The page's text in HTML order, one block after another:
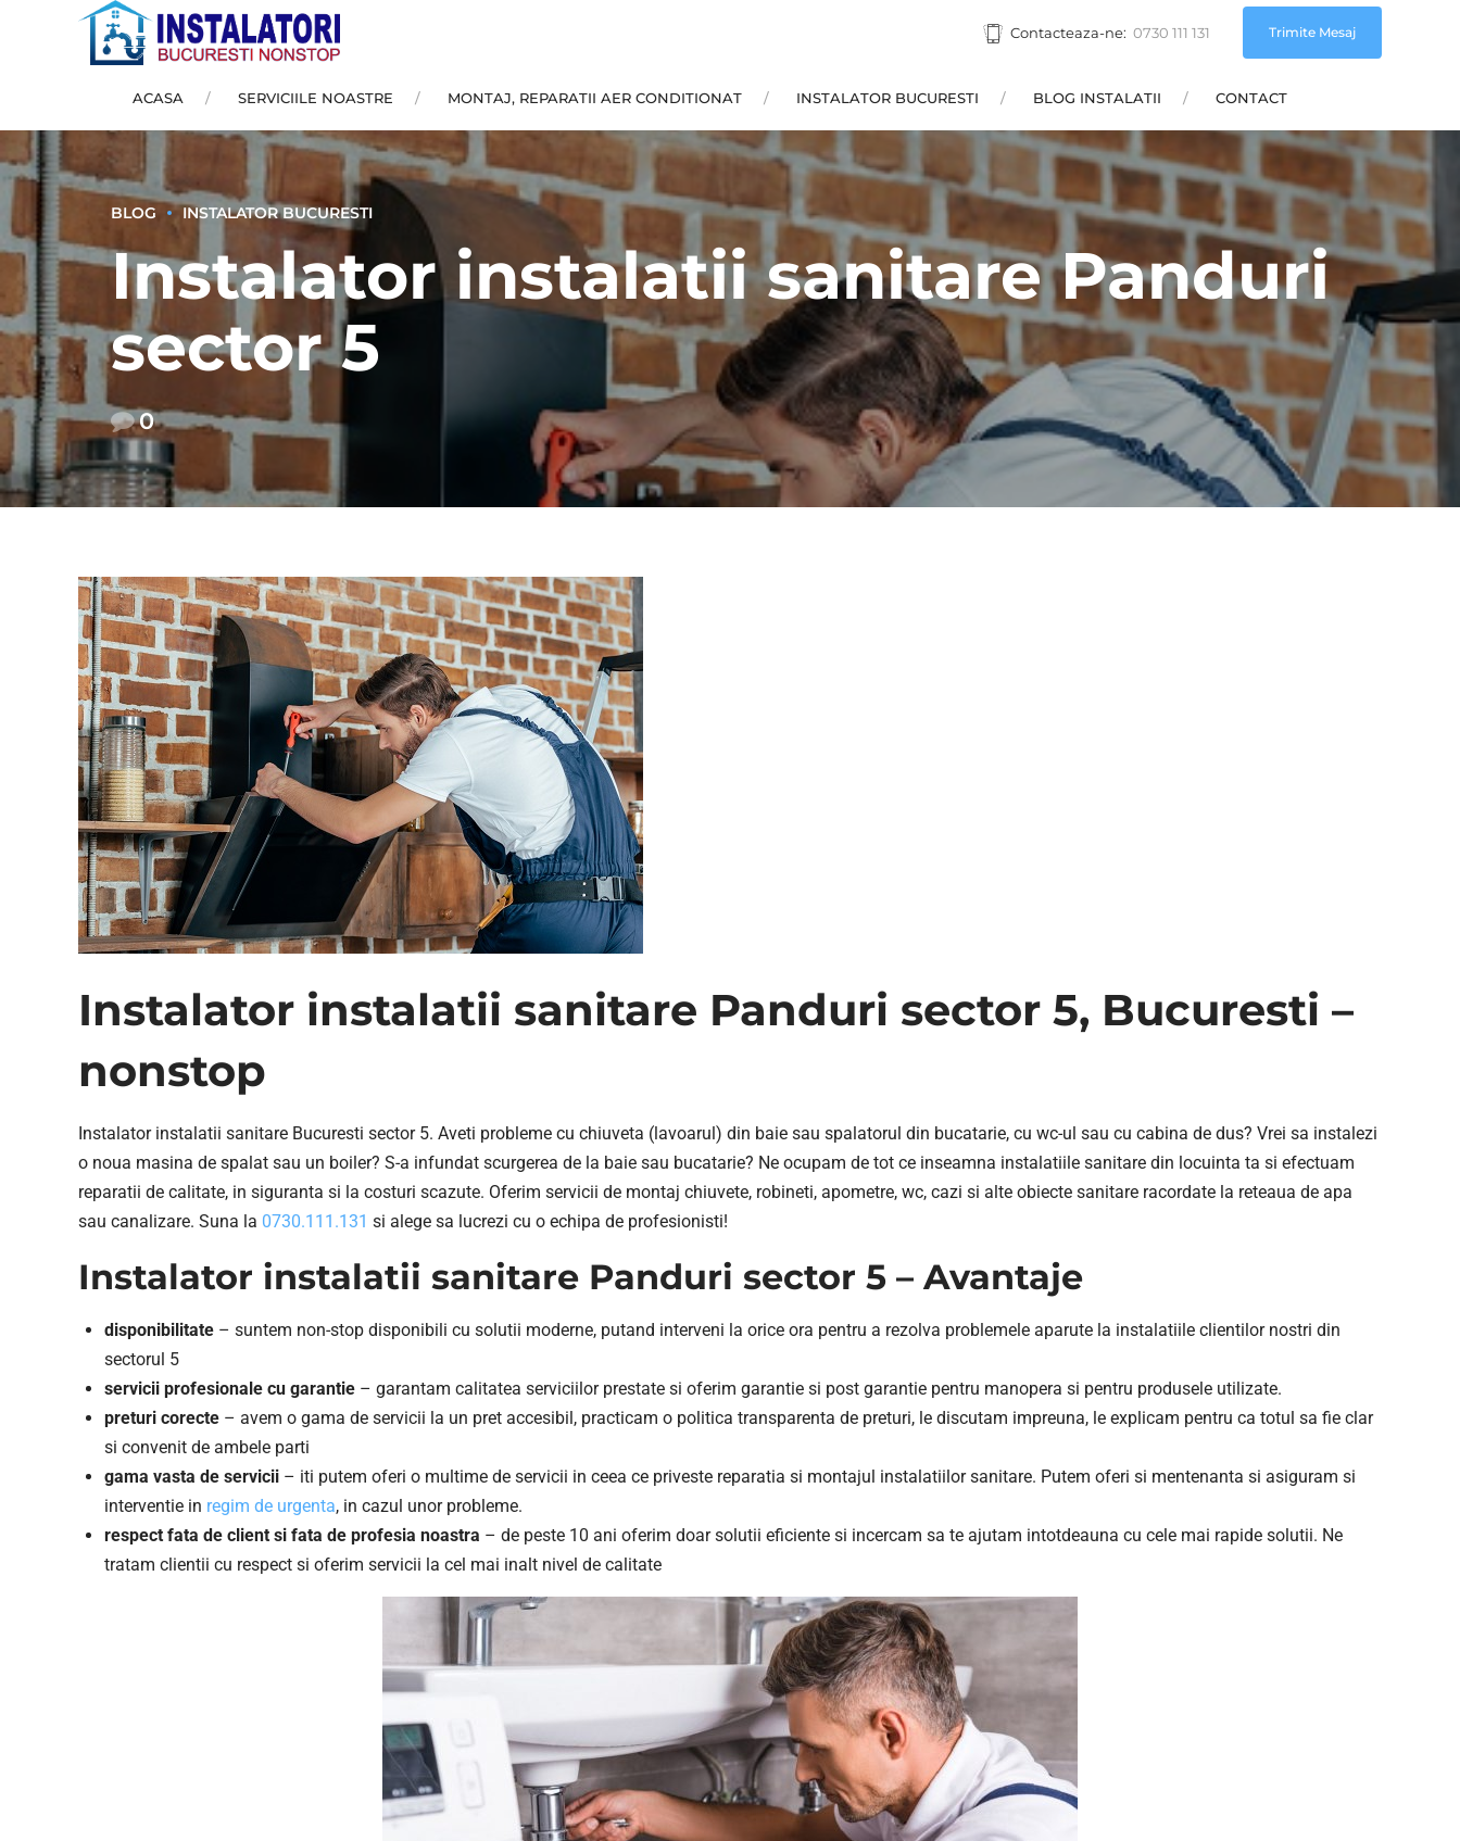
Contacteaza-ne: 0730 111 131 Trimite Mesaj
ACASA SERVICIILE NOASTRE MONTAJ, REPARATII AER CONDITIONAT INSTALATOR BUCURESTI BLOG INSTALATII CONTACT
BLOG INSTALATOR BUCURESTI
Instalator instalatii sanitare Panduri
sector 5
0
Instalator instalatii sanitare Panduri sector 5, Bucuresti –
nonstop
Instalator instalatii sanitare Bucuresti sector 5. Aveti probleme cu chiuveta (lavoarul) din baie sau spalatorul din bucatarie, cu wc-ul sau cu cabina de dus? Vrei sa instalezi
o noua masina de spalat sau un boiler? S-a infundat scurgerea de la baie sau bucatarie? Ne ocupam de tot ce inseamna instalatiile sanitare din locuinta ta si efectuam
reparatii de calitate, in siguranta si la costuri scazute. Oferim servicii de montaj chiuvete, robineti, apometre, wc, cazi si alte obiecte sanitare racordate la reteaua de apa
sau canalizare. Suna la 0730.111.131 si alege sa lucrezi cu o echipa de profesionisti!
Instalator instalatii sanitare Panduri sector 5 – Avantaje
disponibilitate – suntem non-stop disponibili cu solutii moderne, putand interveni la orice ora pentru a rezolva problemele aparute la instalatiile clientilor nostri din
sectorul 5
servicii profesionale cu garantie – garantam calitatea serviciilor prestate si oferim garantie si post garantie pentru manopera si pentru produsele utilizate.
preturi corecte – avem o gama de servicii la un pret accesibil, practicam o politica transparenta de preturi, le discutam impreuna, le explicam pentru ca totul sa fie clar
si convenit de ambele parti
gama vasta de servicii – iti putem oferi o multime de servicii in ceea ce priveste reparatia si montajul instalatiilor sanitare. Putem oferi si mentenanta si asiguram si
interventie in regim de urgenta, in cazul unor probleme.
respect fata de client si fata de profesia noastra – de peste 10 ani oferim doar solutii eficiente si incercam sa te ajutam intotdeauna cu cele mai rapide solutii. Ne
tratam clientii cu respect si oferim servicii la cel mai inalt nivel de calitate